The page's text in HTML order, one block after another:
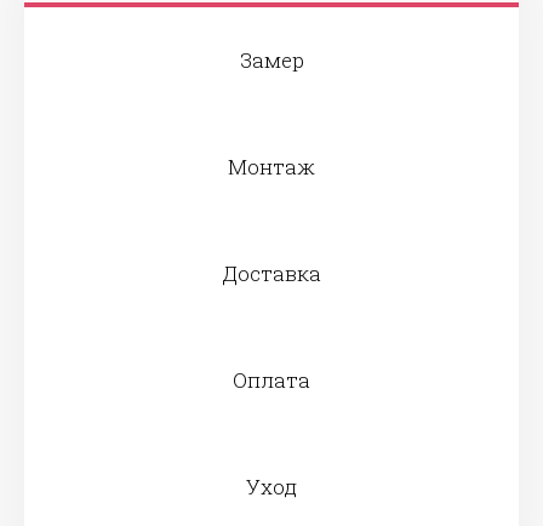
Замер
Монтаж
Доставка
Оплата
Уход